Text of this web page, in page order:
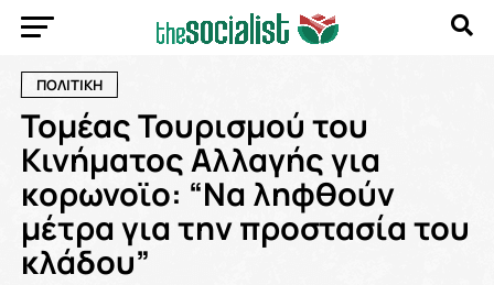
ΠΟΛΙΤΙΚΗ
Τομέας Τουρισμού του
Κινήματος Αλλαγής για
κορωνοϊο: “Να ληφθούν
μέτρα για την προστασία του
κλάδου”